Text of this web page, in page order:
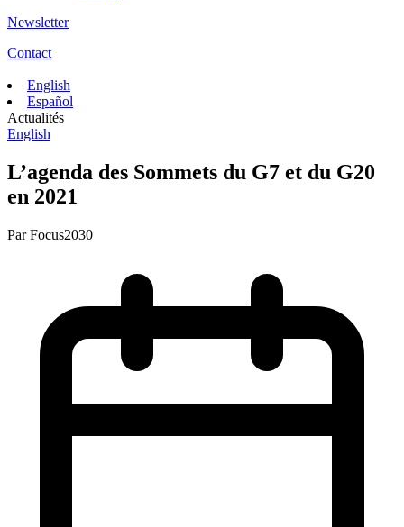
Newsletter
Contact
English
Español
Actualités
English
L’agenda des Sommets du G7 et du G20
en 2021
ParFocus2030